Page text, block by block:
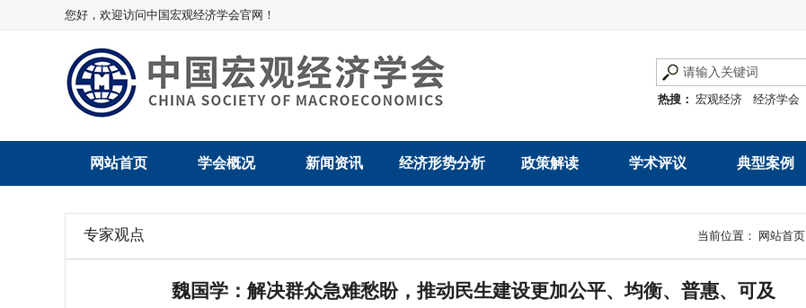
您好，欢迎访问中国宏观经济学会官网！
热搜： 宏观经济 经济学会
网站首页 学会概况
学会领导
新闻资讯
学会动态
经济形势分析
经济运行与调节
政策解读
规划文本
学术评议
优秀论文著作
典型案例
民营企业
专家观点 当前位置： 网站首页
魏国学：解决群众急难愁盼，推动民生建设更加公平、均衡、普惠、可及